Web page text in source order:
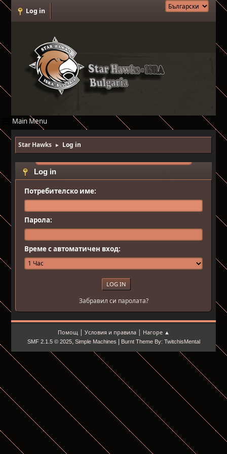
Log in
Main Menu
Star Hawks ► Log in
Log in
Потребителско име:
Парола:
Време с автоматичен вход:
Забравил си паролата?
Помощ| Условия и правила| Нагоре ▲
SMF 2.1.5 © 2025, Simple Machines | Burnt Theme By: TwitchisMental